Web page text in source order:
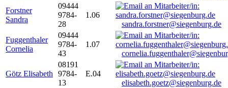
Forstner
Sandra
09444
9784-
28
1.06
sandra.forstner@siegenburg.de
Fuggenthaler
Cornelia
09444
9784-
43
1.07
Götz Elisabeth
08191
9784-
13
E.04
elisabeth.goetz@siegenburg.de